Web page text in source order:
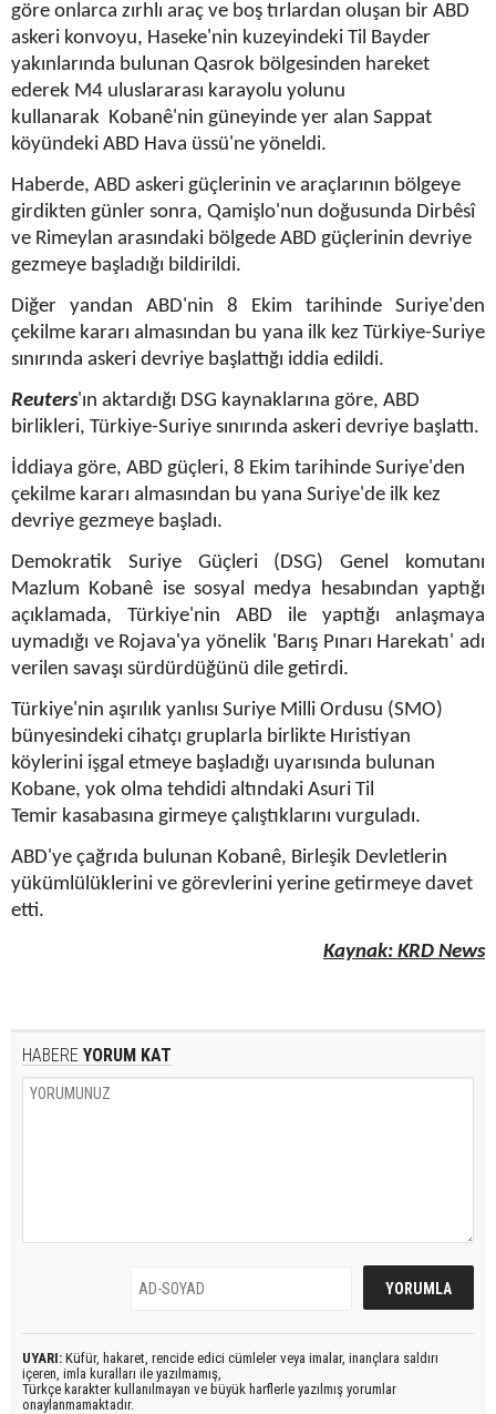
göre onlarca zırhlı araç ve boş tırlardan oluşan bir ABD
askeri konvoyu, Haseke'nin kuzeyindeki Til Bayder
yakınlarında bulunan Qasrok bölgesinden hareket
ederek M4 uluslararası karayolu yolunu
kullanarak Kobanê'nin güneyinde yer alan Sappat
köyündeki ABD Hava üssü'ne yöneldi.
Haberde, ABD askeri güçlerinin ve araçlarının bölgeye
girdikten günler sonra, Qamişlo'nun doğusunda Dirbêsî
ve Rimeylan arasındaki bölgede ABD güçlerinin devriye
gezmeye başladığı bildirildi.
Diğer yandan ABD'nin 8 Ekim tarihinde Suriye'den
çekilme kararı almasından bu yana ilk kez Türkiye-Suriye
sınırında askeri devriye başlattığı iddia edildi.
Reuters'ın aktardığı DSG kaynaklarına göre, ABD
birlikleri, Türkiye-Suriye sınırında askeri devriye başlattı.
İddiaya göre, ABD güçleri, 8 Ekim tarihinde Suriye'den
çekilme kararı almasından bu yana Suriye'de ilk kez
devriye gezmeye başladı.
Demokratik Suriye Güçleri (DSG) Genel komutanı
Mazlum Kobanê ise sosyal medya hesabından yaptığı
açıklamada, Türkiye'nin ABD ile yaptığı anlaşmaya
uymadığı ve Rojava'ya yönelik 'Barış Pınarı Harekatı' adı
verilen savaşı sürdürdüğünü dile getirdi.
Türkiye'nin aşırılık yanlısı Suriye Milli Ordusu (SMO)
bünyesindeki cihatçı gruplarla birlikte Hıristiyan
köylerini işgal etmeye başladığı uyarısında bulunan
Kobane, yok olma tehdidi altındaki Asuri Til
Temir kasabasına girmeye çalıştıklarını vurguladı.
ABD'ye çağrıda bulunan Kobanê, Birleşik Devletlerin
yükümlülüklerini ve görevlerini yerine getirmeye davet
etti.
Kaynak: KRD News
HABERE YORUM KAT
UYARI: Küfür, hakaret, rencide edici cümleler veya imalar, inançlara saldırı
içeren, imla kuralları ile yazılmamış,
Türkçe karakter kullanılmayan ve büyük harflerle yazılmış yorumlar
onaylanmamaktadır.